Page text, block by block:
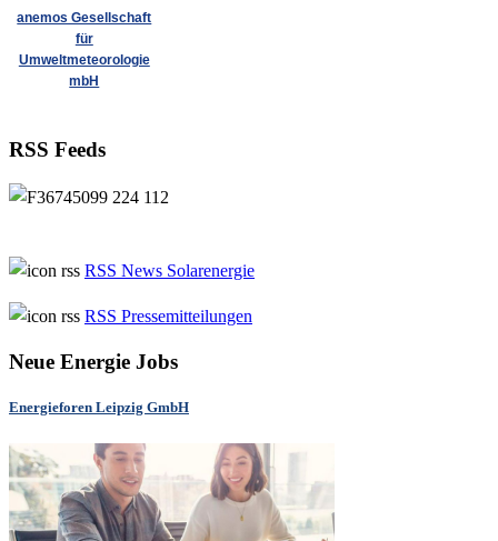
anemos Gesellschaft
für
Umweltmeteorologie
mbH
RSS Feeds
RSS News Solarenergie
RSS Pressemitteilungen
Neue Energie Jobs
Energieforen Leipzig GmbH